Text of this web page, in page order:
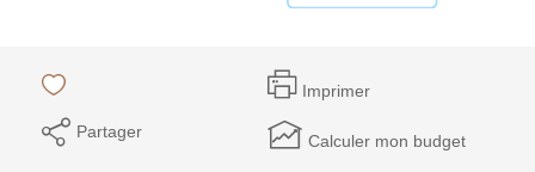
Imprimer
Partager Calculer mon budget